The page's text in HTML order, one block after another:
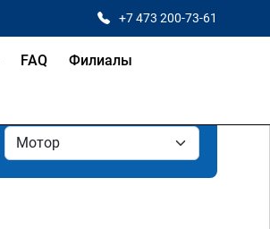
+7 473 200-73-61
FAQ Филиалы